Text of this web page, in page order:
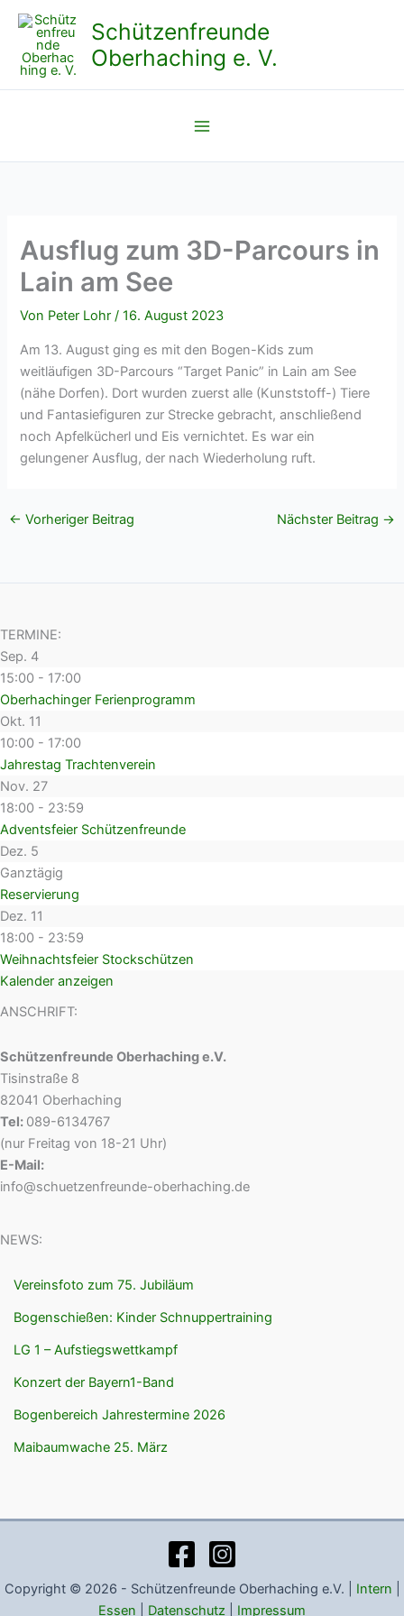
Zum
Inhalt
springen
Schützenfreunde
Oberhaching e. V.
Ausflug zum 3D-Parcours in
Lain am See
Von Peter Lohr/16. August 2023
Am 13. August ging es mit den Bogen-Kids zum
weitläufigen 3D-Parcours “Target Panic” in Lain am See
(nähe Dorfen). Dort wurden zuerst alle (Kunststoff-) Tiere
und Fantasiefiguren zur Strecke gebracht, anschließend
noch Apfelkücherl und Eis vernichtet. Es war ein
gelungener Ausflug, der nach Wiederholung ruft.
← Vorheriger Beitrag Nächster Beitrag →
TERMINE:
Sep. 4
15:00 - 17:00
Oberhachinger Ferienprogramm
Okt. 11
10:00 - 17:00
Jahrestag Trachtenverein
Nov. 27
18:00 - 23:59
Adventsfeier Schützenfreunde
Dez. 5
Ganztägig
Reservierung
Dez. 11
18:00 - 23:59
Weihnachtsfeier Stockschützen
Kalender anzeigen
ANSCHRIFT:
Schützenfreunde Oberhaching e.V.
Tisinstraße 8
82041 Oberhaching
Tel: 089-6134767
(nur Freitag von 18-21 Uhr)
E-Mail:
info@schuetzenfreunde-oberhaching.de
NEWS:
Vereinsfoto zum 75. Jubiläum
Bogenschießen: Kinder Schnuppertraining
LG 1 – Aufstiegswettkampf
Konzert der Bayern1-Band
Bogenbereich Jahrestermine 2026
Maibaumwache 25. März
Copyright © 2026 - Schützenfreunde Oberhaching e.V. | Intern
Essen
Datenschutz Impressum